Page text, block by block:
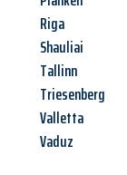
Riga
Shauliai
Tallinn
Triesenberg
Valletta
Vaduz